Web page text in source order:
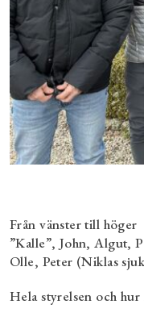
Från vänster till höger
”Kalle”, John, Algut,
Olle, Peter (Niklas
Hela styrelsen och